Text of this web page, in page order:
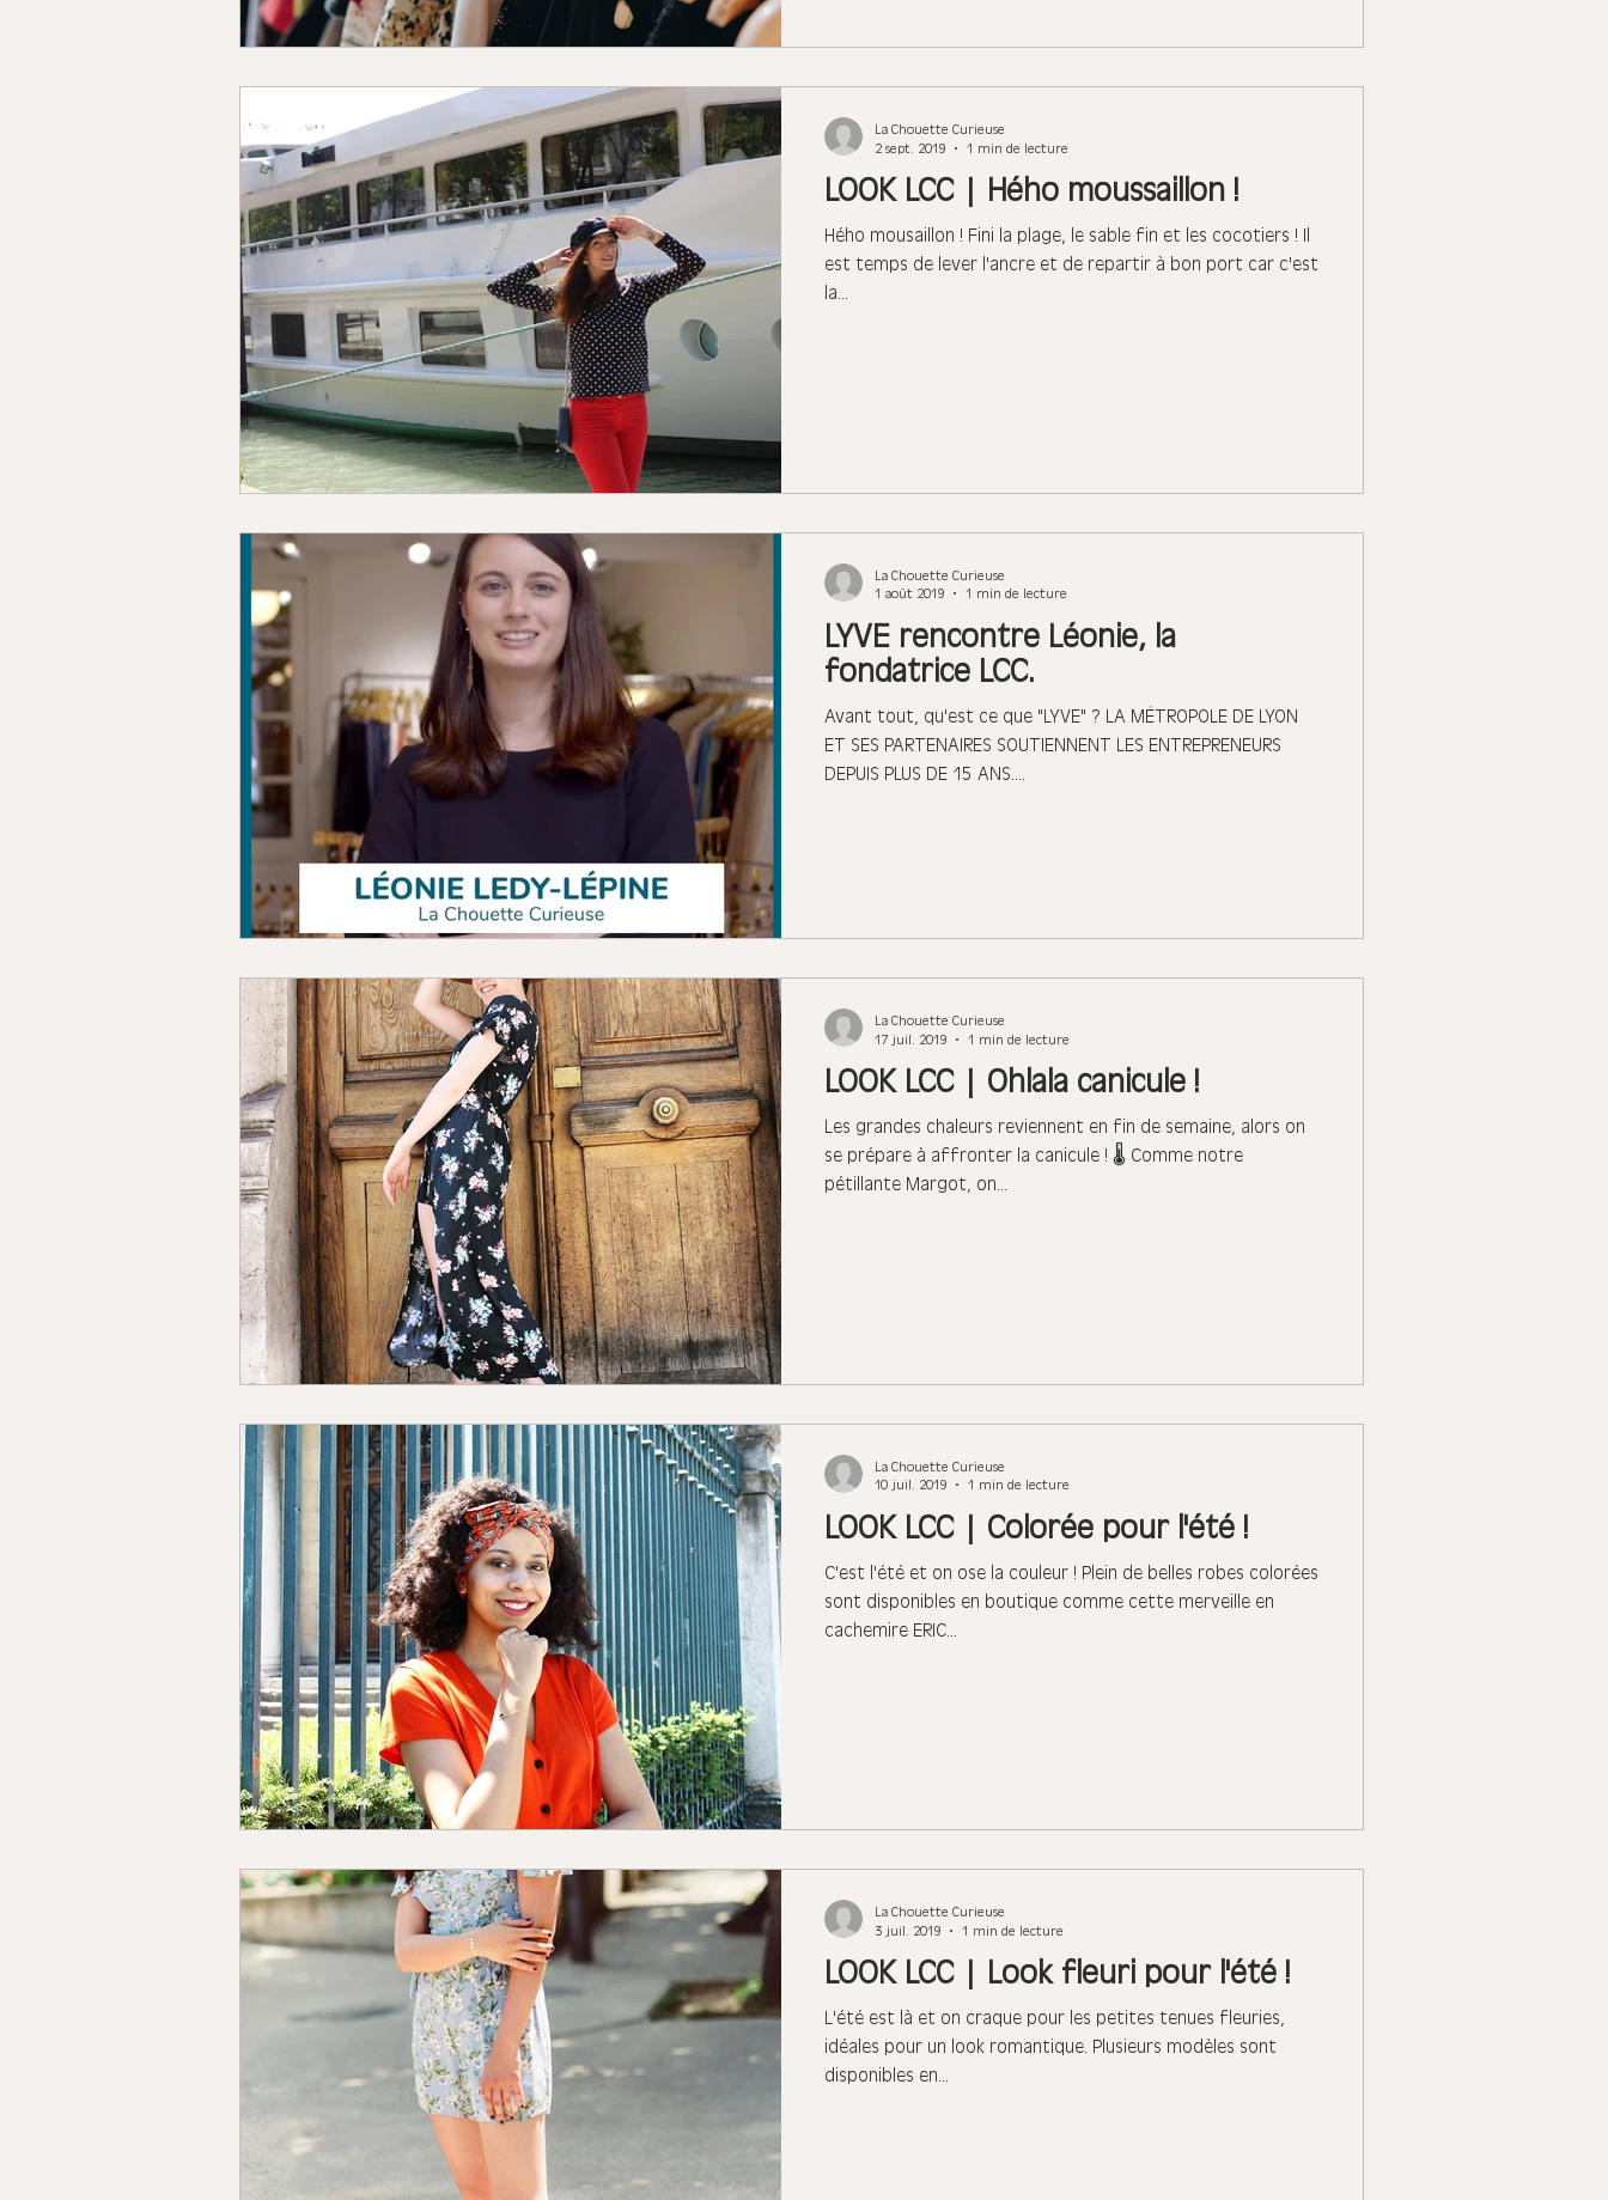
LOOK LCC | Hého moussaillon !
Hého mousaillon ! Fini la plage, le sable fin et les cocotiers ! Il
est temps de lever l'ancre et de repartir à bon port car c'est
la...
La Chouette Curieuse
2 sept. 2019
1 min de lecture
LYVE rencontre Léonie, la
fondatrice LCC.
Avant tout, qu'est ce que "LYVE" ? LA MÉTROPOLE DE LYON
ET SES PARTENAIRES SOUTIENNENT LES ENTREPRENEURS
DEPUIS PLUS DE 15 ANS....
La Chouette Curieuse
1 août 2019
1 min de lecture
LOOK LCC | Ohlala canicule !
Les grandes chaleurs reviennent en fin de semaine, alors on
se prépare à affronter la canicule ! 🌡 Comme notre
pétillante Margot, on...
La Chouette Curieuse
17 juil. 2019
1 min de lecture
LOOK LCC | Colorée pour l'été !
C'est l'été et on ose la couleur ! Plein de belles robes colorées
sont disponibles en boutique comme cette merveille en
cachemire ERIC...
La Chouette Curieuse
10 juil. 2019
1 min de lecture
LOOK LCC | Look fleuri pour l'été !
L'été est là et on craque pour les petites tenues fleuries,
idéales pour un look romantique. Plusieurs modèles sont
disponibles en...
La Chouette Curieuse
3 juil. 2019
1 min de lecture